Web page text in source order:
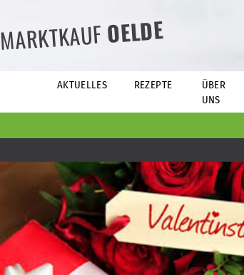
MARKTKAUFOELDE
AKTUELLES REZEPTE
ÜBER
UNS